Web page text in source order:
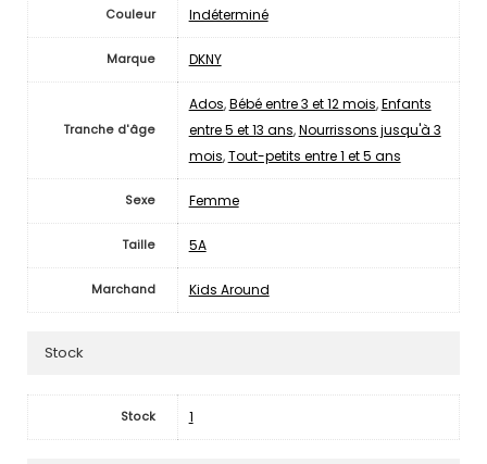
Couleur Indéterminé
Marque DKNY
Tranche d'âge
Ados,Bébé entre 3 et 12 mois,Enfants
entre 5 et 13 ans,Nourrissons jusqu'à 3
mois,Tout-petits entre 1 et 5 ans
Sexe Femme
Taille 5A
Marchand Kids Around
Stock
Stock 1